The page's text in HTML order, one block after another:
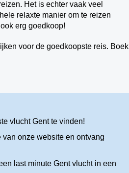
Het is echter vaak veel
relaxte manier om te reizen
erg goedkoop!
voor de goedkoopste reis. Boek
vlucht Gent te vinden!
onze website en ontvang
last minute Gent vlucht in een